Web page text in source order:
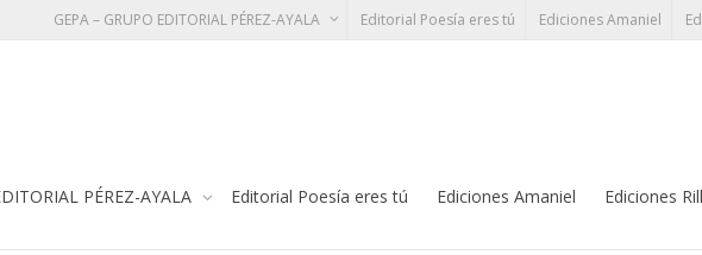
GEPA – GRUPO EDITORIAL PÉREZ-AYALA Editorial Poesía eres tú Ediciones Amaniel
PÉREZ-AYALA Editorial Poesía eres tú Ediciones Amaniel Ediciones